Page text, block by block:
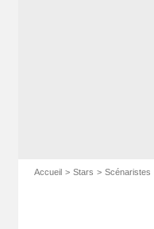
Accueil Stars Scénaristes